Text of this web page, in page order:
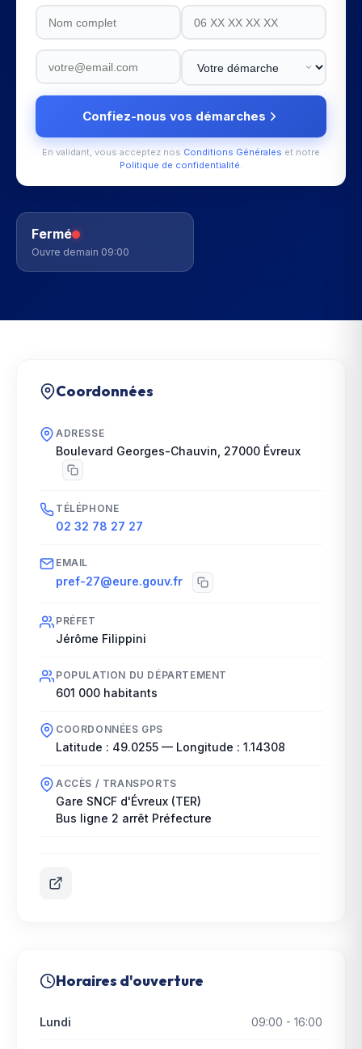
Confiez-nous vos démarches
En validant, vous acceptez nos Conditions Générales et notre
Politique de confidentialité.
Fermé
Ouvre demain 09:00
Coordonnées
ADRESSE
Boulevard Georges-Chauvin 27000 Évreux
TÉLÉPHONE
02 32 78 27 27
EMAIL
pref-27@eure.gouv.fr
PRÉFET
Jérôme Filippini
POPULATION DU DÉPARTEMENT
601 000 habitants
COORDONNÉES GPS
Latitude : 49.0255 — Longitude : 1.14308
ACCÈS / TRANSPORTS
Gare SNCF d'Évreux (TER)
Bus ligne 2 arrêt Préfecture
Horaires d'ouverture
Lundi 09:00 - 16:00